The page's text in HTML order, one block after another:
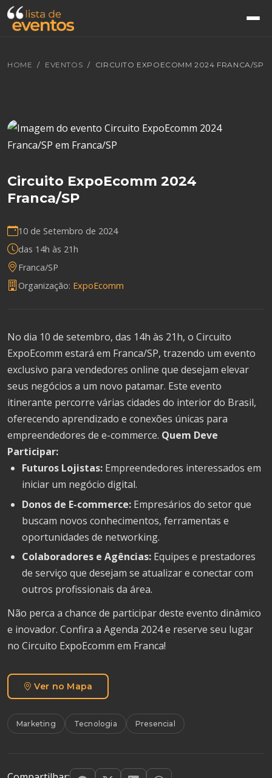
HOME EVENTOS CIRCUITO EXPOECOMM 2024 FRANCA/SP
Circuito ExpoEcomm 2024
Franca/SP
10 de Setembro de 2024
das 14h às 21h
Franca/SP
Organização: ExpoEcomm
No dia 10 de setembro, das 14h às 21h, o Circuito
ExpoEcomm estará em Franca/SP, trazendo um evento
exclusivo para vendedores online que desejam elevar
seus negócios a um novo patamar. Este evento
itinerante percorre várias cidades do interior do Brasil,
oferecendo aprendizado e conexões únicas para
empreendedores de e-commerce. Quem Deve
Participar:
Futuros Lojistas: Empreendedores interessados em
iniciar um negócio digital.
Donos de E-commerce: Empresários do setor que
buscam novos conhecimentos, ferramentas e
oportunidades de networking.
Colaboradores e Agências: Equipes e prestadores
de serviço que desejam se atualizar e conectar com
outros profissionais da área.
Não perca a chance de participar deste evento dinâmico
e inovador. Confira a Agenda 2024 e reserve seu lugar
no Circuito ExpoEcomm em Franca!
Ver no Mapa
Marketing Tecnologia Presencial